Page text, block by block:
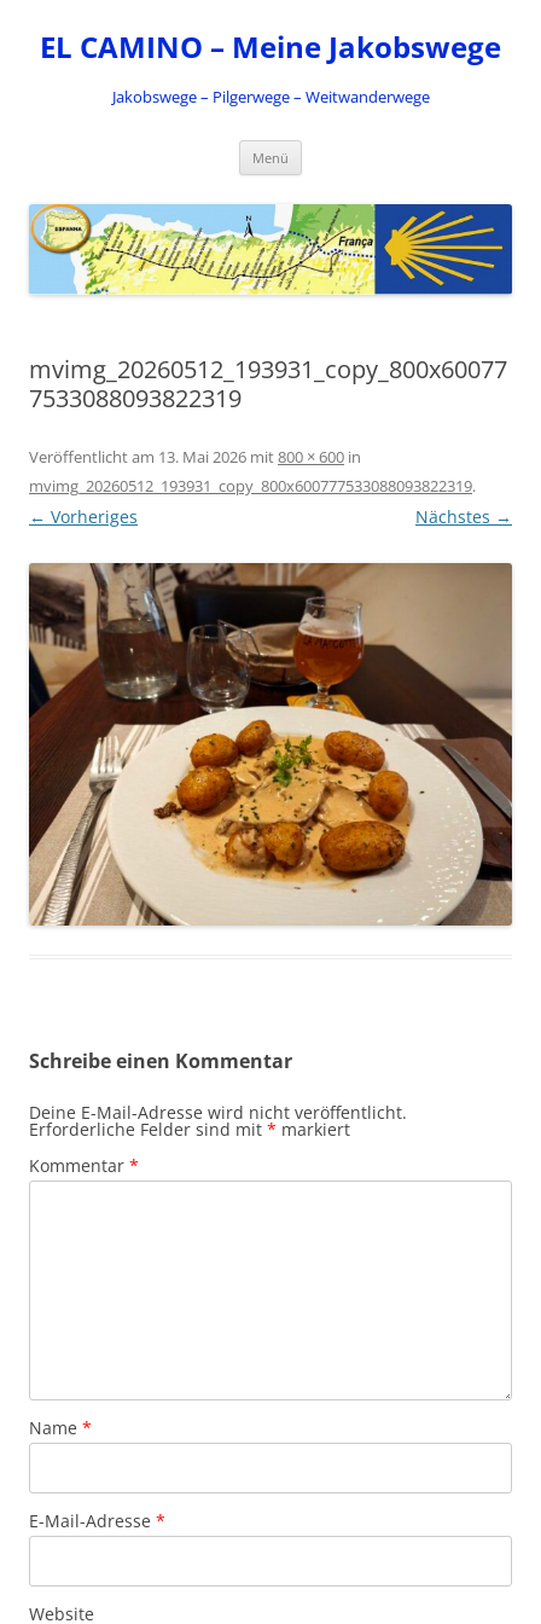
springen
EL CAMINO – Meine Jakobswege
Jakobswege – Pilgerwege – Weitwanderwege
Menü
mvimg_20260512_193931_copy_800x60077
7533088093822319
Veröffentlicht am 13. Mai 2026 mit800 × 600 in
mvimg_20260512_193931_copy_800x600777533088093822319.
← Vorheriges Nächstes →
Schreibe einen Kommentar
Deine E-Mail-Adresse wird nicht veröffentlicht.
Erforderliche Felder sind mit * markiert
Kommentar *
Name *
E-Mail-Adresse *
Website